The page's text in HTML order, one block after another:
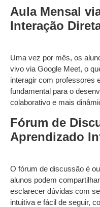
Aula Mensal
Interação
Uma vez por mês, os
vivo via Google Meet, o
interagir com professores
fundamental para o
colaborativo e mais
Fórum de
Aprendizado
O fórum de discussão é
alunos podem
esclarecer dúvidas com
intuitiva e fácil de seguir,